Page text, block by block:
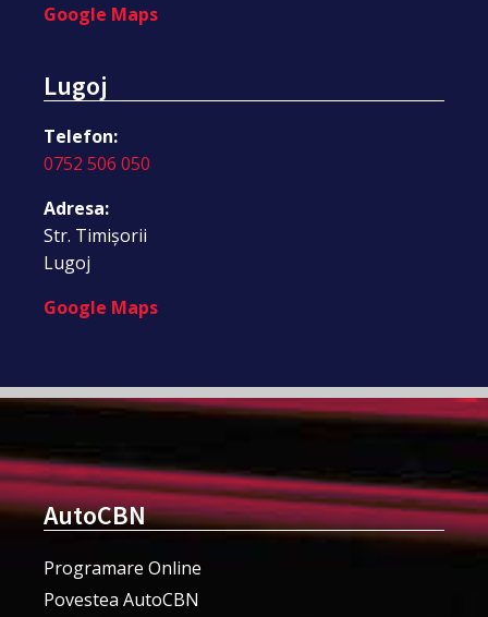
Google Maps
Lugoj
Telefon:
0752 506 050
Adresa:
Str. Timișorii
Lugoj
Google Maps
AutoCBN
Programare Online
Povestea AutoCBN